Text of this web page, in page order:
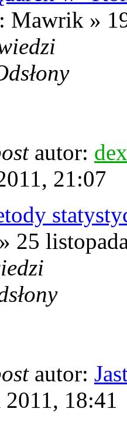
Mawrik »
autor:
21:07
» 25
autor:
2011, 18:41